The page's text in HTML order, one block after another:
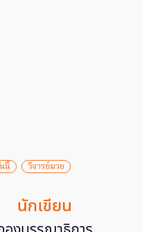
นี้ วิจารย์มวย
นักเขียน